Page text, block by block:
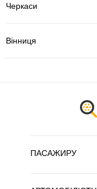
Черкаси
Вінниця
ПАСАЖИРУ